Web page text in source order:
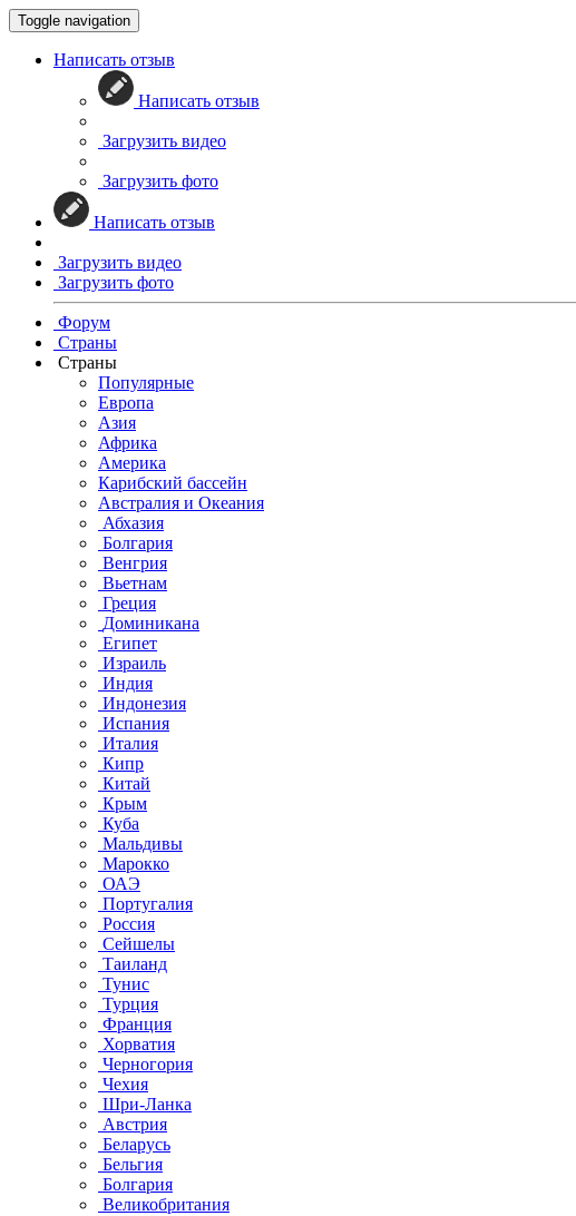
Toggle navigation
Написать отзыв
Написать отзыв
Загрузить видео
Загрузить фото
Написать отзыв
Загрузить видео
Загрузить фото
Форум
Страны
Страны
Популярные
Европа
Азия
Африка
Америка
Карибский бассейн
Австралия и Океания
Абхазия
Болгария
Венгрия
Вьетнам
Греция
Доминикана
Египет
Израиль
Индия
Индонезия
Испания
Италия
Кипр
Китай
Крым
Куба
Мальдивы
Марокко
ОАЭ
Португалия
Россия
Сейшелы
Таиланд
Тунис
Турция
Франция
Хорватия
Черногория
Чехия
Шри-Ланка
Австрия
Беларусь
Бельгия
Болгария
Великобритания